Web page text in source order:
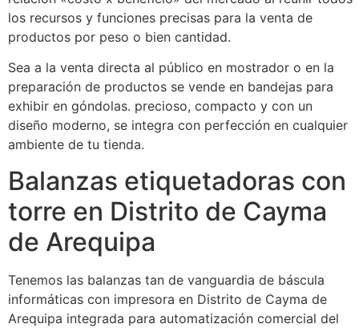
los recursos y funciones precisas para la venta de
productos por peso o bien cantidad.
Sea a la venta directa al público en mostrador o en la
preparación de productos se vende en bandejas para
exhibir en góndolas. precioso, compacto y con un
diseño moderno, se integra con perfección en cualquier
ambiente de tu tienda.
Balanzas etiquetadoras con
torre en Distrito de Cayma
de Arequipa
Tenemos las balanzas tan de vanguardia de báscula
informáticas con impresora en Distrito de Cayma de
Arequipa integrada para automatización comercial del